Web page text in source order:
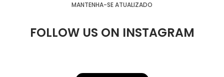
MANTENHA-SE ATUALIZADO
FOLLOW US ON INSTAGRAM